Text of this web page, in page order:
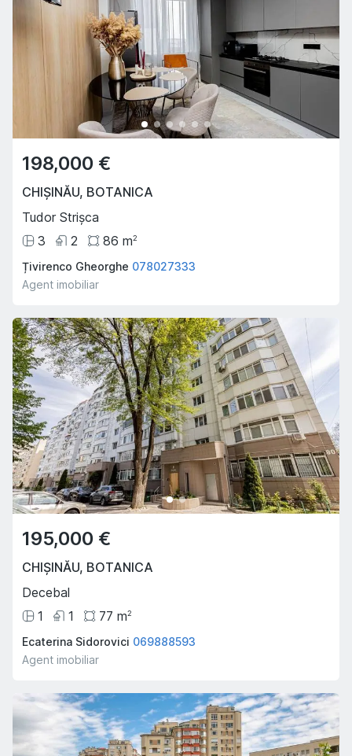
198,000 €
CHIȘINĂU, BOTANICA
Tudor Strișca
3
2 86 m2
Țivirenco Gheorghe 078027333
Agent imobiliar
195,000 €
CHIȘINĂU, BOTANICA
Decebal
1
1 77 m2
Ecaterina Sidorovici 069888593
Agent imobiliar